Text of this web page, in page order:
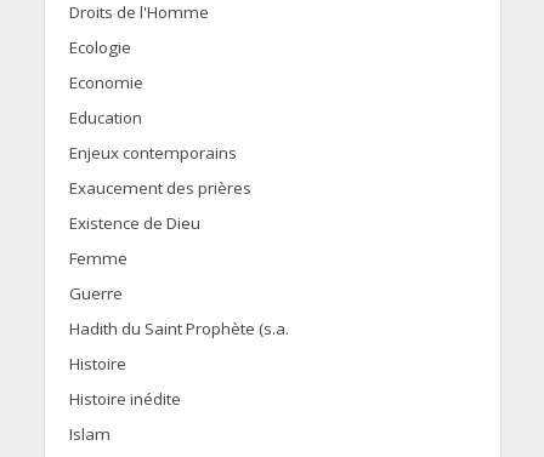
Droits de l'Homme
Ecologie
Economie
Education
Enjeux contemporains
Exaucement des prières
Existence de Dieu
Femme
Guerre
Hadith du Saint Prophète (s.a.
Histoire
Histoire inédite
Islam